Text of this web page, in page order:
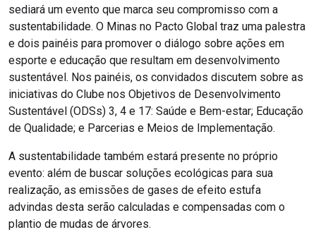
sediará um evento que marca seu compromisso com a
sustentabilidade. O Minas no Pacto Global traz uma palestra
e dois painéis para promover o diálogo sobre ações em
esporte e educação que resultam em desenvolvimento
sustentável. Nos painéis, os convidados discutem sobre as
iniciativas do Clube nos Objetivos de Desenvolvimento
Sustentável (ODSs) 3, 4 e 17: Saúde e Bem-estar; Educação
de Qualidade; e Parcerias e Meios de Implementação.
A sustentabilidade também estará presente no próprio
evento: além de buscar soluções ecológicas para sua
realização, as emissões de gases de efeito estufa
advindas desta serão calculadas e compensadas com o
plantio de mudas de árvores.